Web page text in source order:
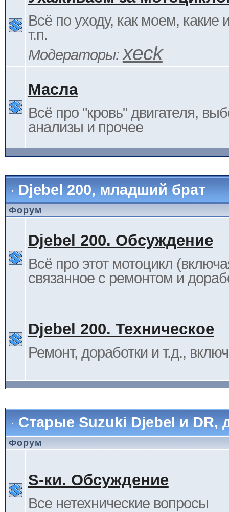
Всё по уходу, как моем, какие
т.п.
Модераторы:xeck
Масла
Всё про "кровь" двигателя,
анализы и прочее
Djebel 200, младший брат
Форум
Djebel 200. Обсуждение
Всё про этот мотоцикл
связанное с ремонтом и
Djebel 200. Техническое
Ремонт, доработки и т.д.,
Старые Suzuki Djebel и DR,
Форум
S-ки. Обсуждение
Все нетехнические вопросы